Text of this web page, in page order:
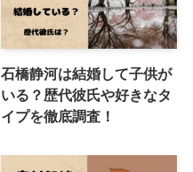
石橋静河は結婚して子供が
いる？歴代彼氏や好きなタ
イプを徹底調査！